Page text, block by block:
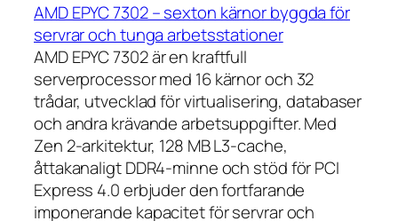
AMD EPYC 7302 – sexton kärnor byggda för
servrar och tunga arbetsstationer
AMD EPYC 7302 är en kraftfull
serverprocessor med 16 kärnor och 32
trådar, utvecklad för virtualisering, databaser
och andra krävande arbetsuppgifter. Med
Zen 2-arkitektur, 128 MB L3-cache,
åttakanaligt DDR4-minne och stöd för PCI
Express 4.0 erbjuder den fortfarande
imponerande kapacitet för servrar och